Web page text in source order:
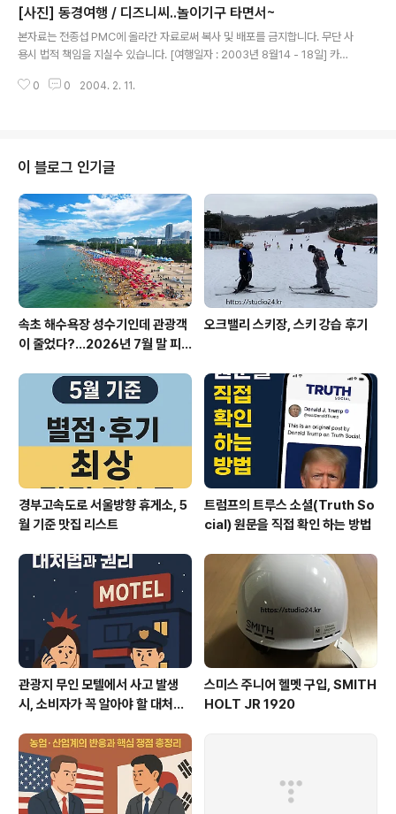
[사진] 동경여행 / 디즈니씨..놀이기구 타면서~
본자료는 전종섭 PMC에 올라간 자료로써 복사 및 배포를 금지합니다. 무단 사
용시 법적 책임을 지실수 있습니다. [여행일자 : 2003년 8월14 - 18일] 카메
타면서~
0 0 2004. 2. 11.
이 블로그 인기글
속초 해수욕장 성수기인데 관광객
이 줄었다?…2026년 7월 말 피
오크밸리 스키장, 스키 강습 후기
경부고속도로 서울방향 휴게소, 5
월 기준 맛집 리스트
트럼프의 트루스 소셜(Truth So
cial) 원문을 직접 확인 하는 방법
관광지 무인 모텔에서 사고 발생
시, 소비자가 꼭 알아야 할 대처법
스미스 주니어 헬멧 구입, SMITH
HOLT JR 1920